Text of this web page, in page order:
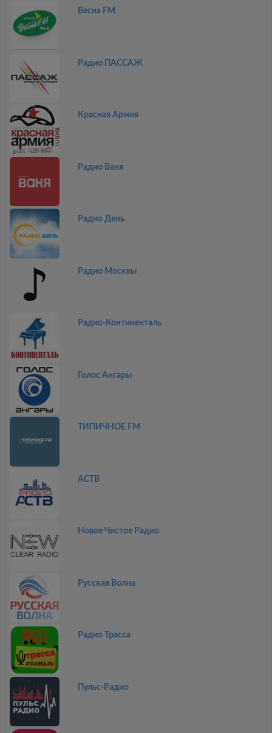
Весна FM
Радио ПАССАЖ
Красная Армия
Радио Ваня
Радио День
Радио Москвы
Радио-Континенталь
Голос Ангары
ТИПИЧНОЕ FM
АСТВ
Новое Чистое Радио
Русская Волна
Радио Трасса
Пульс-Радио